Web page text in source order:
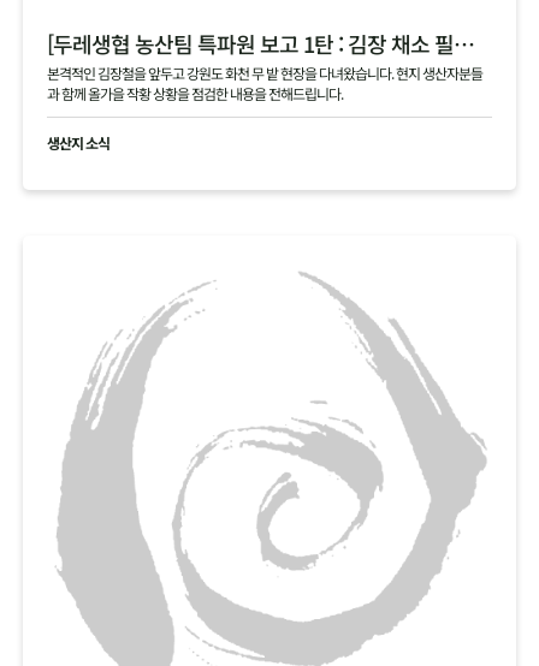
[두레생협 농산팀 특파원 보고 1탄 : 김장 채소 필지 점검 현황 공유]
본격적인 김장철을 앞두고 강원도 화천 무 밭 현장을 다녀왔습니다. 현지 생산자분들
과 함께 올가을 작황 상황을 점검한 내용을 전해드립니다.
생산지 소식